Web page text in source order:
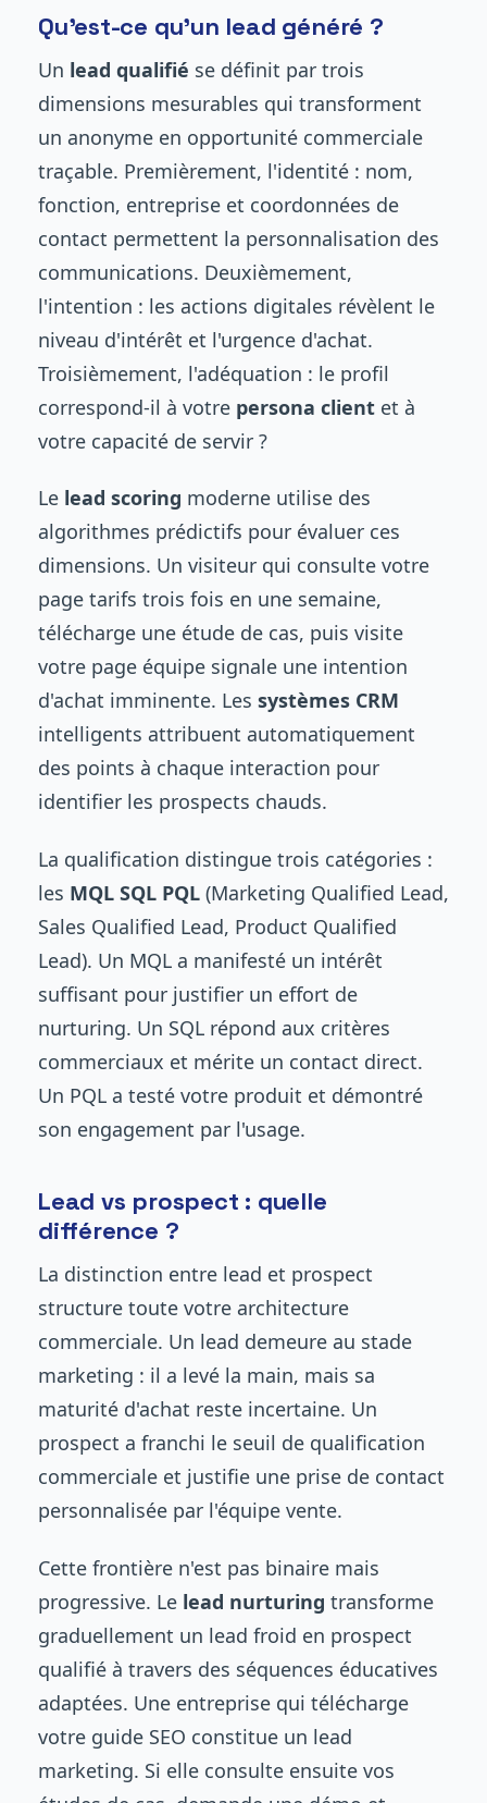
Qu'est-ce qu'un lead généré ?
Un lead qualifié se définit par trois
dimensions mesurables qui transforment
un anonyme en opportunité commerciale
traçable. Premièrement, l'identité : nom,
fonction, entreprise et coordonnées de
contact permettent la personnalisation des
communications. Deuxièmement,
l'intention : les actions digitales révèlent le
niveau d'intérêt et l'urgence d'achat.
Troisièmement, l'adéquation : le profil
correspond-il à votre persona client et à
votre capacité de servir ?
Le lead scoring moderne utilise des
algorithmes prédictifs pour évaluer ces
dimensions. Un visiteur qui consulte votre
page tarifs trois fois en une semaine,
télécharge une étude de cas, puis visite
votre page équipe signale une intention
d'achat imminente. Les systèmes CRM
intelligents attribuent automatiquement
des points à chaque interaction pour
identifier les prospects chauds.
La qualification distingue trois catégories :
les MQL SQL PQL (Marketing Qualified Lead,
Sales Qualified Lead, Product Qualified
Lead). Un MQL a manifesté un intérêt
suffisant pour justifier un effort de
nurturing. Un SQL répond aux critères
commerciaux et mérite un contact direct.
Un PQL a testé votre produit et démontré
son engagement par l'usage.
Lead vs prospect : quelle
différence ?
La distinction entre lead et prospect
structure toute votre architecture
commerciale. Un lead demeure au stade
marketing : il a levé la main, mais sa
maturité d'achat reste incertaine. Un
prospect a franchi le seuil de qualification
commerciale et justifie une prise de contact
personnalisée par l'équipe vente.
Cette frontière n'est pas binaire mais
progressive. Le lead nurturing transforme
graduellement un lead froid en prospect
qualifié à travers des séquences éducatives
adaptées. Une entreprise qui télécharge
votre guide SEO constitue un lead
marketing. Si elle consulte ensuite vos